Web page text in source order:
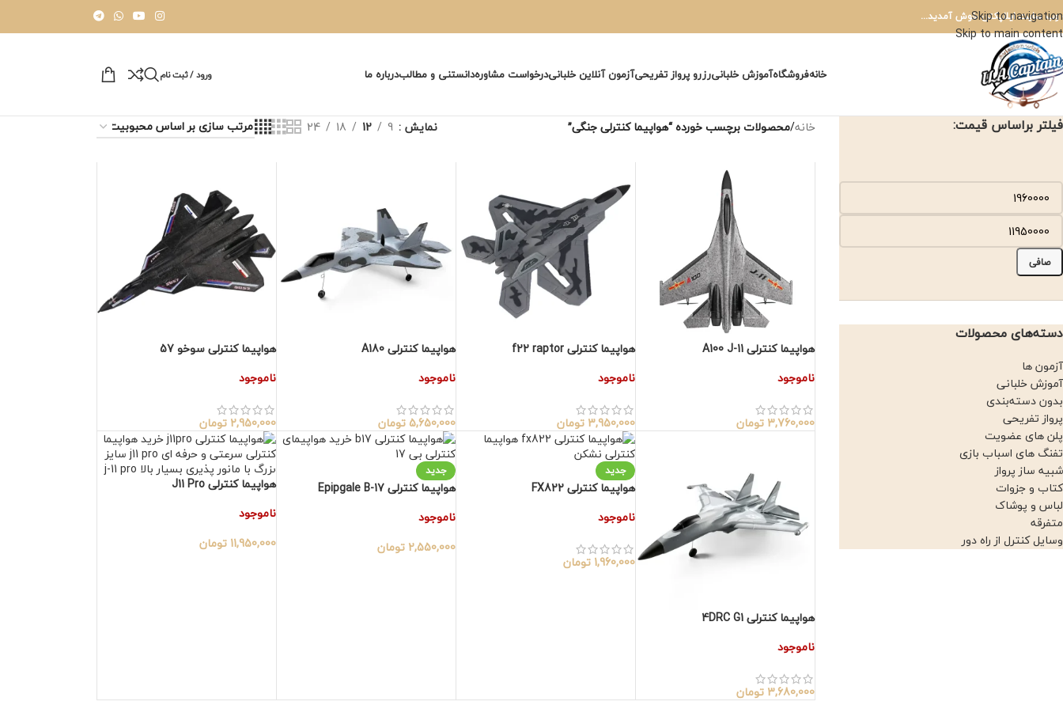
Skip to navigation
Skip to main content
وب سایت ایلاپکتن خوش آمدید...
خانهفروشگاهآموزش خلبانیرزرو پرواز تفریحیآزمون آنلاین خلبانیدرخواست مشاورهدانستنی و مطالبدرباره ما ورود / ثبت نام
فیلتر براساس قیمت:
صافی
دسته‌های محصولات
آزمون ها
آموزش خلبانی
بدون دسته‌بندی
پرواز تفریحی
پلن های عضویت
تفنگ های اسباب بازی
شبیه ساز پرواز
کتاب و جزوات
لباس و پوشاک
متفرقه
وسایل کنترل از راه دور
خانه/محصولات برچسب خورده “هواپیما کنترلی جنگی” نمایش 9
12
18
24
هواپیما کنترلی A100 J-11
ناموجود
3,760,000 تومان
هواپیما کنترلی f22 raptor
ناموجود
3,950,000 تومان
هواپیما کنترلی A180
ناموجود
5,650,000 تومان
هواپیما کنترلی سوخو 57
ناموجود
2,950,000 تومان
هواپیما کنترلی 4DRC G1
ناموجود
3,680,000 تومان
جدید
هواپیما کنترلی FX822
ناموجود
1,960,000 تومان
جدید
هواپیما کنترلی Epipgale B-17
ناموجود
2,550,000 تومان
هواپیما کنترلی J11 Pro
ناموجود
11,950,000 تومان